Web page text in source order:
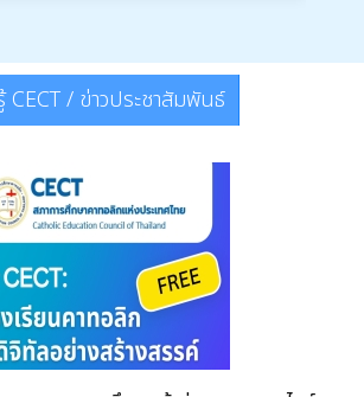
CECT / ข่าวประชาสัมพันธ์